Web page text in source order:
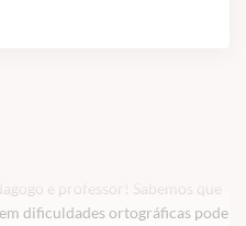
e professor! Sabemos que
dificuldades ortográficas pode